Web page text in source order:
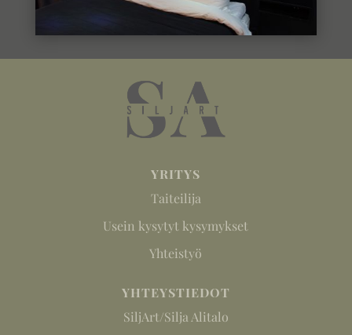
YRITYS
Taiteilija
Usein kysytyt kysymykset
Yhteistyö
YHTEYSTIEDOT
SiljArt/Silja Alitalo